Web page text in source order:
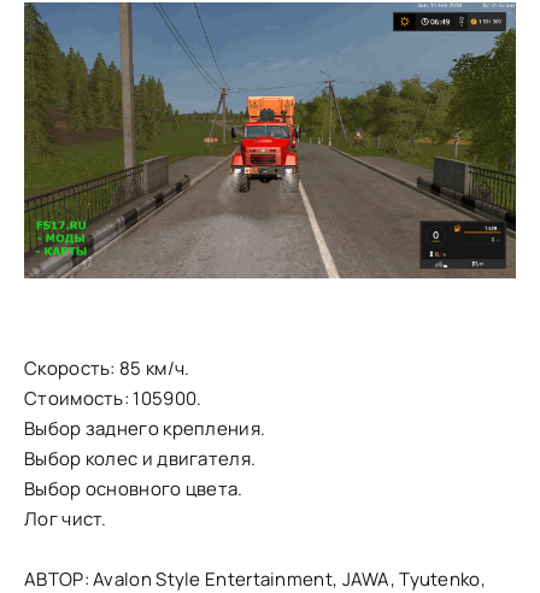
Скорость: 85 км/ч.
Стоимость: 105900.
Выбор заднего крепления.
Выбор колес и двигателя.
Выбор основного цвета.
Лог чист.
АВТОР: Avalon Style Entertainment, JAWA, Tyutenko,